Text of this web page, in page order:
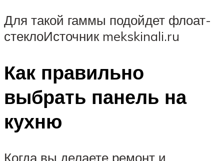
Для такой гаммы подойдет флоат-
стеклоИсточник mekskinali.ru
Как правильно
выбрать панель на
кухню
Когда вы делаете ремонт и